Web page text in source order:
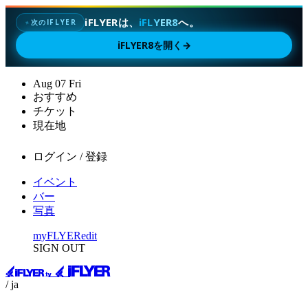
✦ 次のIFLYER iFLYERは、 iFLYER8へ。
iFLYER8を開く →
Aug 07 Fri
おすすめ
チケット
現在地
ログイン / 登録
イベント
バー
写真
myFLYERedit
SIGN OUT
/ ja